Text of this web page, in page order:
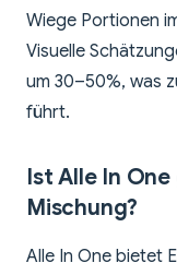
Wiege Portionen
Visuelle
um 30–50%, was
führt.
Ist Alle In
Mischung?
Alle In One bietet